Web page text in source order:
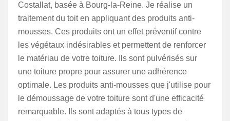
Costallat, basée à Bourg-la-Reine. Je réalise un
traitement du toit en appliquant des produits anti-
mousses. Ces produits ont un effet préventif contre
les végétaux indésirables et permettent de renforcer
le matériau de votre toiture. Ils sont pulvérisés sur
une toiture propre pour assurer une adhérence
optimale. Les produits anti-mousses que j'utilise pour
le démoussage de votre toiture sont d'une efficacité
remarquable. Ils sont adaptés à tous types de